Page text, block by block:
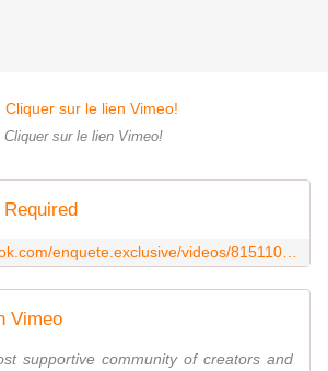
Cliquer sur le lien Vimeo!
Vimeo
supportive community of creators and